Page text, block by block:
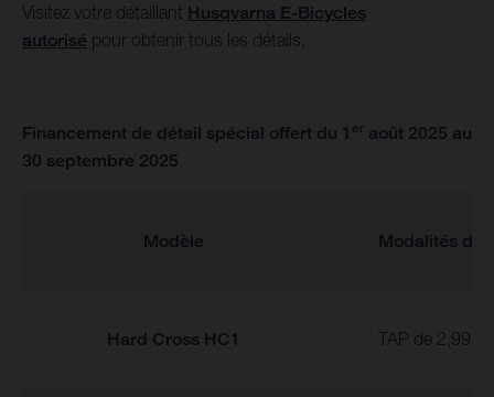
Visitez votre détaillant Husqvarna E-Bicycles
autorisé pour obtenir tous les détails.
Financement de détail spécial offert du 1 er août 2025 au
30 septembre 2025
Modèle Modalités du
Hard Cross HC1 TAP de 2,99